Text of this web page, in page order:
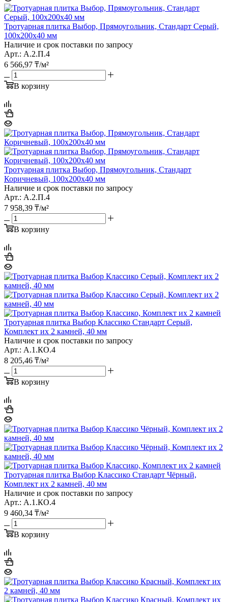
Тротуарная плитка Выбор, Прямоугольник, Стандарт Серый,
100х200х40 мм
Наличие и срок поставки по запросу
Арт.: А.2.П.4
6 566,97 ₸/м²
В корзину
Тротуарная плитка Выбор, Прямоугольник, Стандарт
Коричневый, 100х200х40 мм
Наличие и срок поставки по запросу
Арт.: А.2.П.4
7 958,39 ₸/м²
В корзину
Тротуарная плитка Выбор Классико Стандарт Серый,
Комплект их 2 камней, 40 мм
Наличие и срок поставки по запросу
Арт.: А.1.КО.4
8 205,46 ₸/м²
В корзину
Тротуарная плитка Выбор Классико Стандарт Чёрный,
Комплект их 2 камней, 40 мм
Наличие и срок поставки по запросу
Арт.: А.1.КО.4
9 460,34 ₸/м²
В корзину